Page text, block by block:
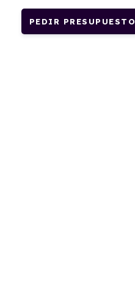
PEDIR PRESUPUESTO